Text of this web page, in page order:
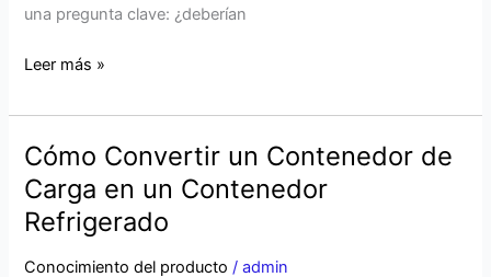
una pregunta clave: ¿deberían
Leer más »
Cómo Convertir un Contenedor de
Carga en un Contenedor
Refrigerado
Conocimiento del producto /admin
Cómo
Convertir
un
Contenedor
de